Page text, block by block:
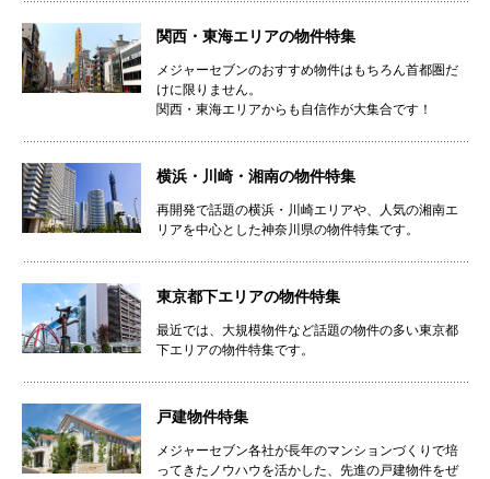
関西・東海エリアの物件特集
メジャーセブンのおすすめ物件はもちろん首都圏だ
けに限りません。
関西・東海エリアからも自信作が大集合です！
横浜・川崎・湘南の物件特集
再開発で話題の横浜・川崎エリアや、人気の湘南エ
リアを中心とした神奈川県の物件特集です。
東京都下エリアの物件特集
最近では、大規模物件など話題の物件の多い東京都
下エリアの物件特集です。
戸建物件特集
メジャーセブン各社が長年のマンションづくりで培
ってきたノウハウを活かした、先進の戸建物件をぜ